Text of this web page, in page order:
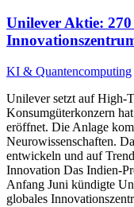
Unilever Aktie:
KI & Quantencomputing
Unilever setzt auf High-
Konsumgüterkonzern
eröffnet. Die Anlage
Neurowissenschaften.
entwickeln und auf
Innovation Das Indien-
Anfang Juni kündigte
globales